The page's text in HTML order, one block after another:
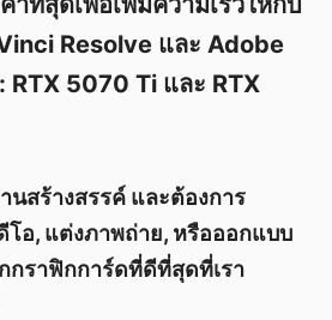
Resolve และ Adobe
5070 Ti และ RTX
สร้างสรรค์ และต้องการ
อ, แต่งภาพถ่าย, หรือออกแบบ
กราฟิกการ์ดที่ดีที่สุดที่เรา